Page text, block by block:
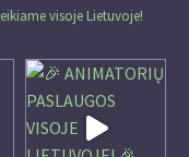
visoje Lietuvoje!